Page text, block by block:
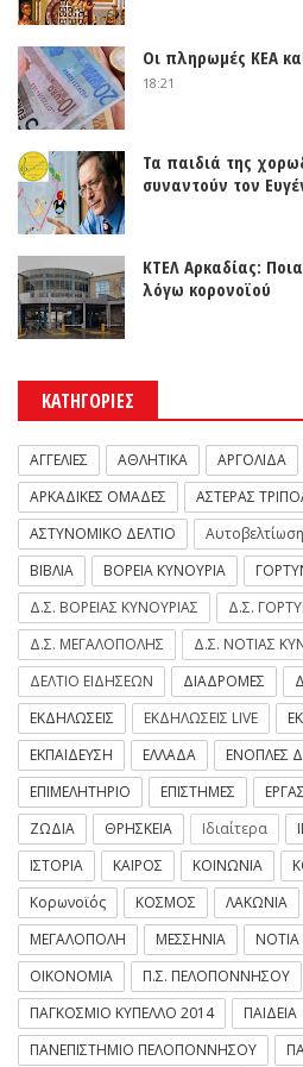
Οι πληρωμές ΚΕΑ
18:21
Τα παιδιά της
συναντούν τον
ΚΤΕΛ Αρκαδίας:
λόγω κορονοϊού
ΚΑΤΗΓΟΡΙΕΣ
ΑΓΓΕΛΙΕΣ ΑΘΛΗΤΙΚΑ ΑΡΓΟΛΙΔΑ
ΑΡΚΑΔΙΚΕΣ ΟΜΑΔΕΣ
ΑΣΤΕΡΑΣ
ΑΣΤΥΝΟΜΙΚΟ ΔΕΛΤΙΟ
Αυτοβελτίωση
ΒΙΒΛΙΑ
ΒΟΡΕΙΑ ΚΥΝΟΥΡΙΑ
Δ.Σ. ΒΟΡΕΙΑΣ ΚΥΝΟΥΡΙΑΣ
Δ.Σ.
Δ.Σ. ΜΕΓΑΛΟΠΟΛΗΣ
Δ.Σ. ΝΟΤΙΑΣ
ΔΕΛΤΙΟ ΕΙΔΗΣΕΩΝ
ΔΙΑΔΡΟΜΕΣ
ΕΚΔΗΛΩΣΕΙΣ
ΕΚΔΗΛΩΣΕΙΣ LIVE
ΕΚΠΑΙΔΕΥΣΗ
ΕΛΛΑΔΑ ΕΝΟΠΛΕΣ
ΕΠΙΜΕΛΗΤΗΡΙΟ
ΕΠΙΣΤΗΜΕΣ
ΖΩΔΙΑ
ΘΡΗΣΚΕΙΑ Ιδιαίτερα
ΙΣΤΟΡΙΑ
ΚΑΙΡΟΣ ΚΟΙΝΩΝΙΑ
Κορωνοϊός
ΚΟΣΜΟΣ ΛΑΚΩΝΙΑ
ΜΕΓΑΛΟΠΟΛΗ
ΜΕΣΣΗΝΙΑ
ΟΙΚΟΝΟΜΙΑ
Π.Σ. ΠΕΛΟΠΟΝΝΗΣΟΥ
ΠΑΓΚΟΣΜΙΟ ΚΥΠΕΛΛΟ 2014
ΠΑΙΔΕΙΑ
ΠΑΝΕΠΙΣΤΗΜΙΟ ΠΕΛΟΠΟΝΝΗΣΟΥ